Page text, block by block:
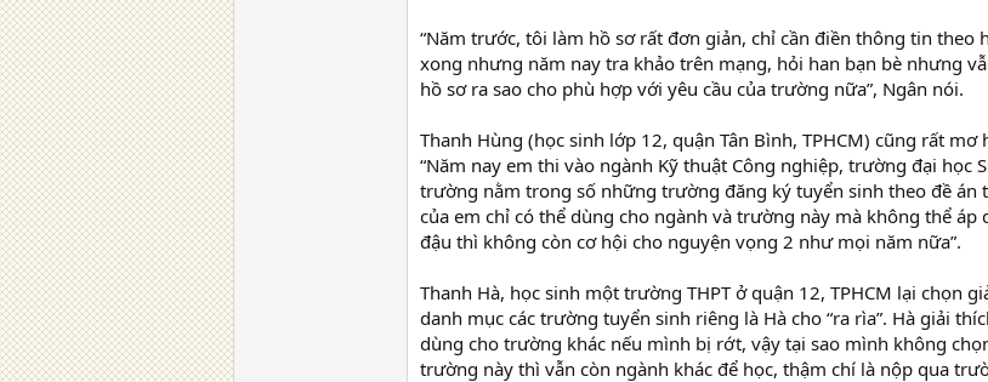
“Năm trước, tôi làm hồ sơ rất đơn giản, chỉ cần điền thông tin
xong nhưng năm nay tra khảo trên mạng, hỏi han bạn bè nhưng
hồ sơ ra sao cho phù hợp với yêu cầu của trường nữa”, Ngân nói.
Thanh Hùng (học sinh lớp 12, quận Tân Bình, TPHCM) cũng rất
“Năm nay em thi vào ngành Kỹ thuật Công nghiệp, trường đại học
trường nằm trong số những trường đăng ký tuyển sinh theo đề
của em chỉ có thể dùng cho ngành và trường này mà không thể
đậu thì không còn cơ hội cho nguyện vọng 2 như mọi năm nữa”.
Thanh Hà, học sinh một trường THPT ở quận 12, TPHCM lại chọn
danh mục các trường tuyển sinh riêng là Hà cho “ra rìa”. Hà giải
dùng cho trường khác nếu mình bị rớt, vậy tại sao mình không
trường này thì vẫn còn ngành khác để học, thậm chí là nộp qua